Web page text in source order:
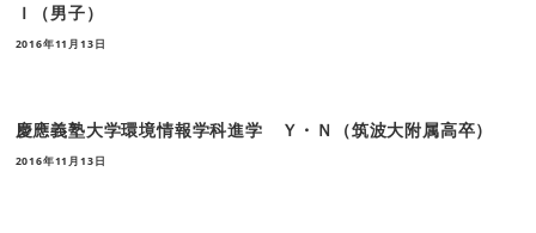
Ｉ（男子）
2016年11月13日
慶應義塾大学環境情報学科進学 Ｙ・Ｎ（筑波大附属高卒）
2016年11月13日